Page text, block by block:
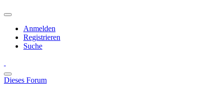
Anmelden
Registrieren
Suche
Dieses Forum